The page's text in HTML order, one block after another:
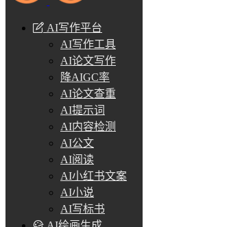
AI写作平台
AI写作工具
AI论文写作
降AIGC率
AI论文查重
AI提示词
AI内容检测
AI公文
AI阅读
AI小红书文案
AI小说
AI写标书